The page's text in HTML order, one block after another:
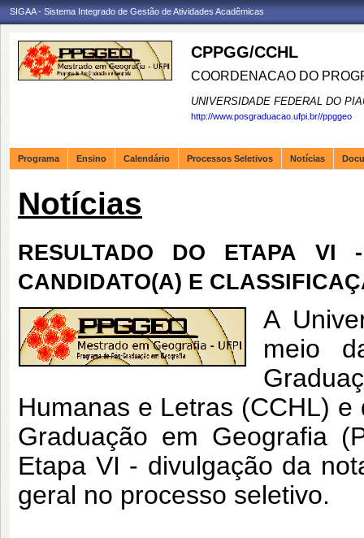
SIGAA - Sistema Integrado de Gestão de Atividades Acadêmicas
CPPGG/CCHL
COORDENACAO DO
UNIVERSIDADE FEDERAL DO
http://www.posgraduacao.ufpi.br//ppggeo
Programa Ensino Calendário Processos Seletivos Notícias
Notícias
RESULTADO DO ETAPA VI
CANDIDATO(A) E
A
meio
Humanas e Letras (CCHL)
Graduação em Geografia
Etapa VI - divulgação da
geral no processo seletivo.